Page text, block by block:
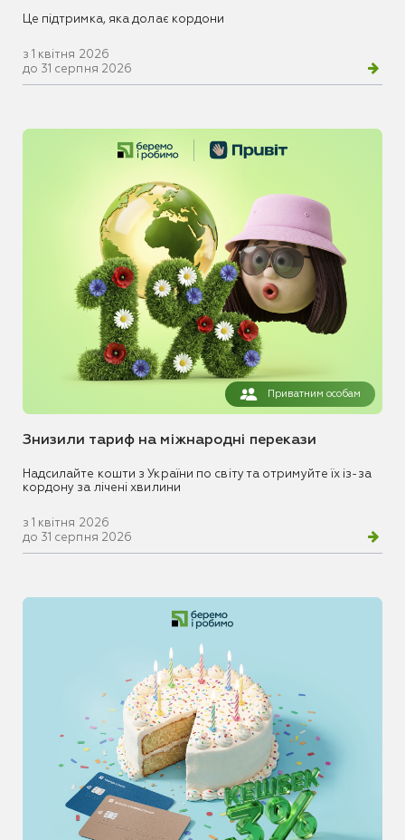
Це підтримка, яка долає кордони
з 1 квітня 2026
до 31 серпня 2026
Приватним особам
Знизили тариф на міжнародні перекази
Надсилайте кошти з України по світу та отримуйте їх із-за
кордону за лічені хвилини
з 1 квітня 2026
до 31 серпня 2026